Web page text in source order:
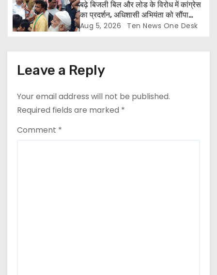
बढ़े बिजली बिल और लोड के विरोध में कांग्रेस
का प्रदर्शन, अधिशासी अभियंता को सौंपा
ज्ञापन
Aug 5, 2026 Ten News One Desk
Leave a Reply
Your email address will not be published.
Required fields are marked *
Comment *